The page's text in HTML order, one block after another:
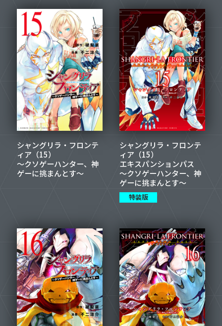
シャングリラ・フロンテ
ィア（15）
～クソゲーハンター、神
ゲーに挑まんとす～
シャングリラ・フロンテ
ィア（15）
エキスパンションパス
～クソゲーハンター、神
ゲーに挑まんとす～
特装版